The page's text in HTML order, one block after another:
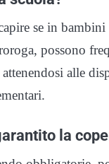
se in
possono
alle
la